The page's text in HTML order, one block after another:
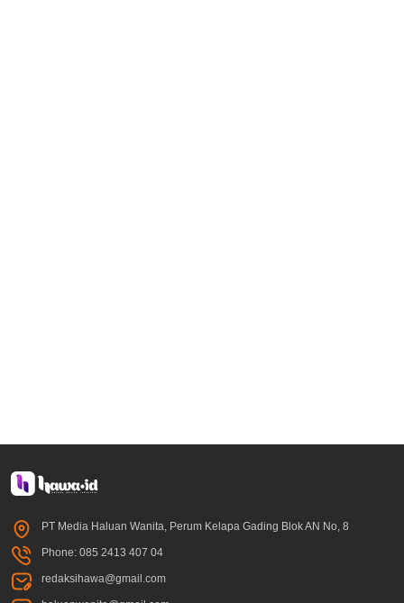
PT Media Haluan Wanita, Perum Kelapa Gading Blok AN No, 8
Phone: 085 2413 407 04
redaksihawa@gmail.com